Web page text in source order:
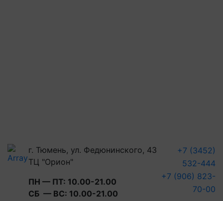
г. Тюмень, ул. Федюнинского, 43
ТЦ "Орион"
ПН — ПТ: 10.00-21.00
СБ — ВС: 10.00-21.00
+7 (3452)
532-444
+7 (906) 823-
70-00